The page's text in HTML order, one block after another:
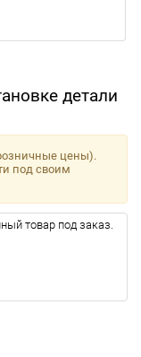
детали
цены).
под своим
товар под заказ.